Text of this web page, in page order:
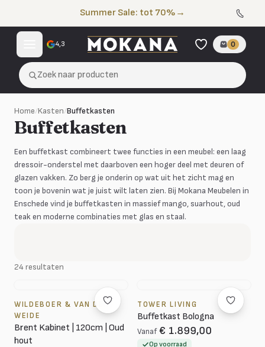
Summer Sale: tot 70% →
4,3 0
Zoek naar producten
Home/Kasten/Buffetkasten
Buffetkasten
Een buffetkast combineert twee functies in een meubel: een laag
dressoir-onderstel met daarboven een hoger deel met deuren of
glazen vakken. Zo berg je onderin op wat uit het zicht mag en
toon je bovenin wat je juist wilt laten zien. Bij Mokana Meubelen in
Enschede vind je buffetkasten in massief mango, suarhout, oud
teak en moderne combinaties met glas en staal.
24 resultaten
WILDEBOER & VAN DER
WEIDE
Brent Kabinet | 120cm | Oud
hout
TOWER LIVING
Buffetkast Bologna
Vanaf € 1.899,00
Op voorraad